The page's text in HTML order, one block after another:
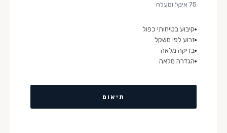
75 אינץ׳ ומעלה
קיבוע בטיחותי כפול
זרוע לפי משקל
בדיקה מלאה
הגדרה מלאה
תיאום